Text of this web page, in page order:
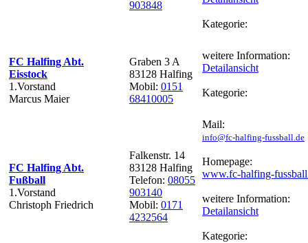
903848
Kategorie:
FC Halfing Abt.
Eisstock
1.Vorstand
Marcus Maier
Graben 3 A
83128 Halfing
Mobil: 0151
68410005
weitere Information:
Detailansicht
Kategorie:
FC Halfing Abt.
Fußball
1.Vorstand
Christoph Friedrich
Falkenstr. 14
83128 Halfing
Telefon: 08055
903140
Mobil: 0171
4232564
Mail:
info@fc-halfing-fussball.de
Homepage:
www.fc-halfing-
weitere Information:
Detailansicht
Kategorie: